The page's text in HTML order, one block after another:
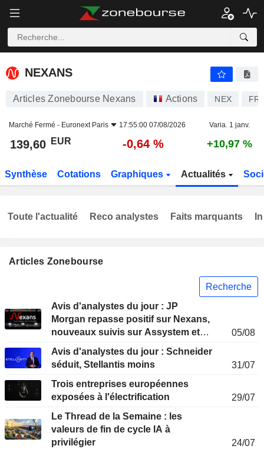
NEXANS
NEXANS
Articles Zonebourse Nexans Actions NEX
Marché Fermé - Euronext Paris 17:55:00 07/08/2026 Varia. 1 janv.
139,60 EUR -0,64 % +10,97 %
Synthèse Cotations Graphiques Actualités
Articles Zonebourse
Recherche
Avis d'analystes du jour : JP
Morgan repasse positif sur Nexans,
nouveaux suivis sur Assystem et
05/08
Avis d'analystes du jour : Schneider
séduit, Stellantis moins
31/07
Trois entreprises européennes
exposées à l'électrification
29/07
Le Thread de la Semaine : les
valeurs de fin de cycle IA à
privilégier
24/07
Toute l'actualité Reco analystes Faits marquants